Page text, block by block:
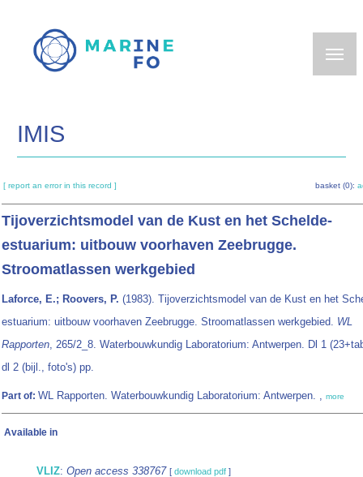
main
IMIS
[ report an error in this record ] basket (0):
Tijoverzichtsmodel van de Kust en het Schelde-
estuarium: uitbouw voorhaven Zeebrugge.
Stroomatlassen werkgebied
Laforce, E.; Roovers, P. (1983). Tijoverzichtsmodel van de Kust en het
estuarium: uitbouw voorhaven Zeebrugge. Stroomatlassen werkgebied. WL
Rapporten, 265/2_8. Waterbouwkundig Laboratorium: Antwerpen. Dl 1
dl 2 (bijl., foto's) pp.
Part of: WL Rapporten. Waterbouwkundig Laboratorium: Antwerpen. , more
Available in
VLIZ: Open access 338767 [ download pdf ]